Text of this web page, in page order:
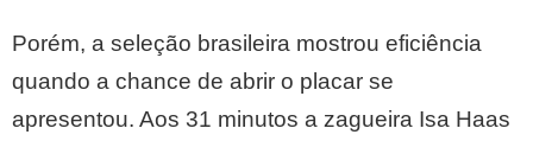
Porém, a seleção brasileira mostrou eficiência
quando a chance de abrir o placar se
apresentou. Aos 31 minutos a zagueira Isa Haas